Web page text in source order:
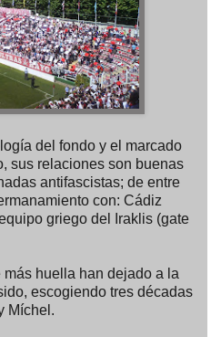
del fondo y el marcado
sus relaciones son buenas
antifascistas; de entre
con: Cádiz
griego del Iraklis (gate
más huella han dejado a la
escogiendo tres décadas
Míchel.